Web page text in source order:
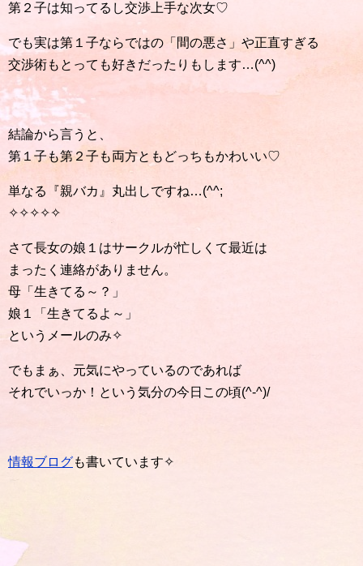
第２子は知ってるし交渉上手な次女♡
でも実は第１子ならではの「間の悪さ」や正直すぎる
交渉術もとっても好きだったりもします…(^^)
結論から言うと、
第１子も第２子も両方ともどっちもかわいい♡
単なる『親バカ』丸出しですね…(^^;
✧✧✧✧✧
さて長女の娘１はサークルが忙しくて最近は
まったく連絡がありません。
母「生きてる～？」
娘１「生きてるよ～」
というメールのみ✧
でもまぁ、元気にやっているのであれば
それでいっか！という気分の今日この頃(^-^)/
情報ブログも書いています✧